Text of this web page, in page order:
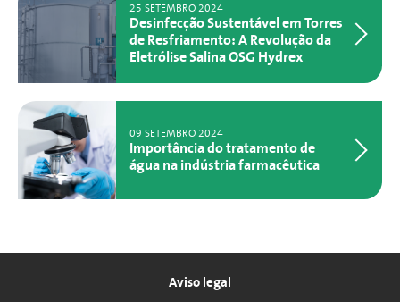
25 SETEMBRO 2024
Desinfecção Sustentável em Torres
de Resfriamento: A Revolução da
Eletrólise Salina OSG Hydrex
09 SETEMBRO 2024
Importância do tratamento de
água na indústria farmacêutica
Aviso legal